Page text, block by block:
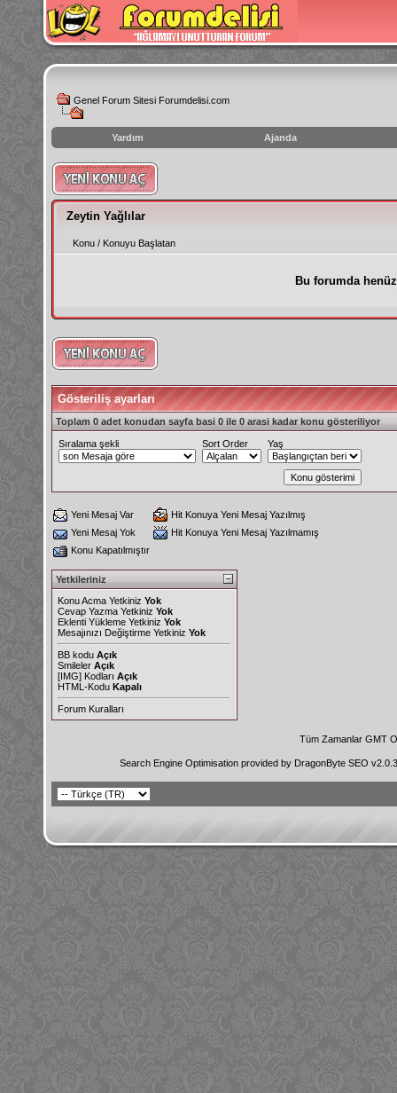
Genel Forum Sitesi Forumdelisi.com
Yardım Ajanda
instagram
izlenme
hilesi
Zeytin Yağlılar
Konu / Konuyu Başlatan
Bu forumda
Gösteriliş ayarları
Toplam 0 adet konudan sayfa basi 0 ile 0 arasi kadar konu gösteriliyor
Sıralama şekli Sort Order Yaş
Yeni Mesaj Var
Hit Konuya Yeni Mesaj Yazılmış
Yeni Mesaj Yok
Hit Konuya Yeni Mesaj Yazılmamış
Konu Kapatılmıştır
Yetkileriniz
Konu Acma Yetkiniz Yok
Cevap Yazma Yetkiniz Yok
Eklenti Yükleme Yetkiniz Yok
Mesajınızı Değiştirme Yetkiniz Yok
BB kodu Açık
Smileler Açık
[IMG] Kodları Açık
HTML-Kodu Kapalı
Forum Kuralları
Tüm Zamanlar GMT
Search Engine Optimisation provided by DragonByte SEO